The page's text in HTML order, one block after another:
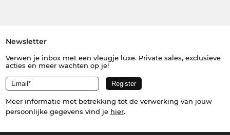
Newsletter
Verwen je inbox met een vleugje luxe. Private sales, exclusieve
acties en meer wachten op je!
Meer informatie met betrekking tot de verwerking van jouw
persoonlijke gegevens vind je hier.